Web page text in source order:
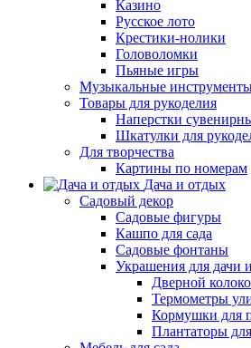
Казино
Русское лото
Крестики-нолики
Головоломки
Пьяные игры
Музыкальные
Товары для рукоделия
Наперстки
Шкатулки для
Для творчества
Картины по номерам
Дача и отдых
Садовый декор
Садовые фигуры
Кашпо для сада
Садовые фонтаны
Украшения для дачи
Дверной
Термометры
Кормушки для
Плантаторы